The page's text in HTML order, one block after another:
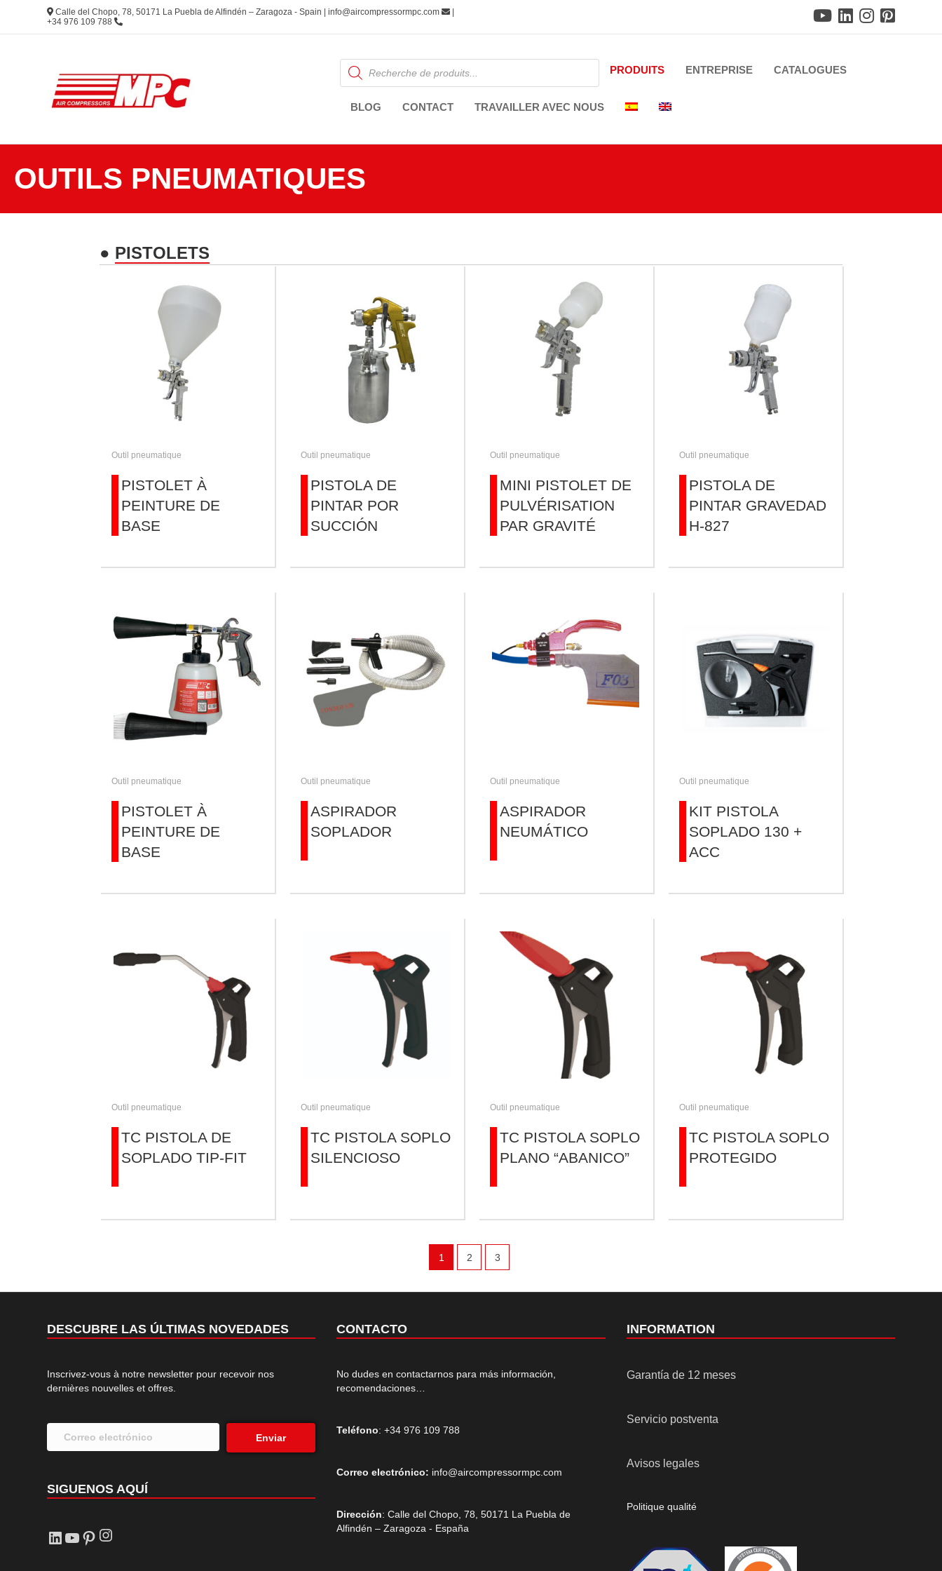
Calle del Chopo, 78, 50171 La Puebla de Alfindén – Zaragoza - Spain | info@aircompressormpc.com
+34 976 109 788
Recherche
de
produits
PRODUITS ENTREPRISE CATALOGUES
BLOG CONTACT TRAVAILLER AVEC NOUS
OUTILS PNEUMATIQUES
● PISTOLETS
Outil pneumatique
PISTOLET À
PEINTURE DE
BASE
Outil pneumatique
PISTOLA DE
PINTAR POR
SUCCIÓN
Outil pneumatique
MINI PISTOLET DE
PULVÉRISATION
PAR GRAVITÉ
Outil pneumatique
PISTOLA DE
PINTAR GRAVEDAD
H-827
Outil pneumatique
PISTOLET À
PEINTURE DE
BASE
Outil pneumatique
ASPIRADOR
SOPLADOR
Outil pneumatique
ASPIRADOR
NEUMÁTICO
Outil pneumatique
KIT PISTOLA
SOPLADO 130 +
ACC
Outil pneumatique
TC PISTOLA DE
SOPLADO TIP-FIT
Outil pneumatique
TC PISTOLA SOPLO
SILENCIOSO
Outil pneumatique
TC PISTOLA SOPLO
PLANO “ABANICO”
Outil pneumatique
TC PISTOLA SOPLO
PROTEGIDO
1 2 3
DESCUBRE LAS ÚLTIMAS NOVEDADES
Inscrivez-vous à notre newsletter pour recevoir nos
dernières nouvelles et offres.
Enviar
SIGUENOS AQUÍ
LinkedIn
YouTube
Pinterest
Instagram
CONTACTO
No dudes en contactarnos para más información,
recomendaciones…
Teléfono: +34 976 109 788
Correo electrónico: info@aircompressormpc.com
Dirección: Calle del Chopo, 78, 50171 La Puebla de
Alfindén – Zaragoza - España
INFORMATION
Garantía de 12 meses
Servicio postventa
Avisos legales
Politique qualité